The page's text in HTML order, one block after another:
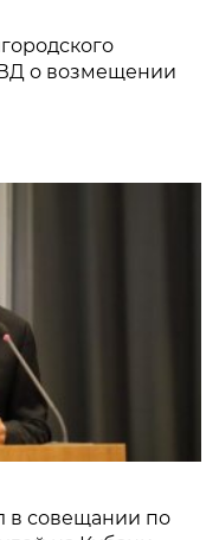
о возмещении
в совещании по